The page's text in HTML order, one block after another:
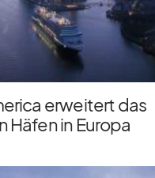
erweitert das
Häfen in Europa